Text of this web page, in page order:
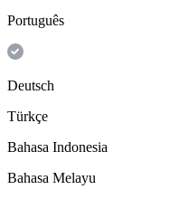
Português
Deutsch
Türkçe
Bahasa Indonesia
Bahasa Melayu